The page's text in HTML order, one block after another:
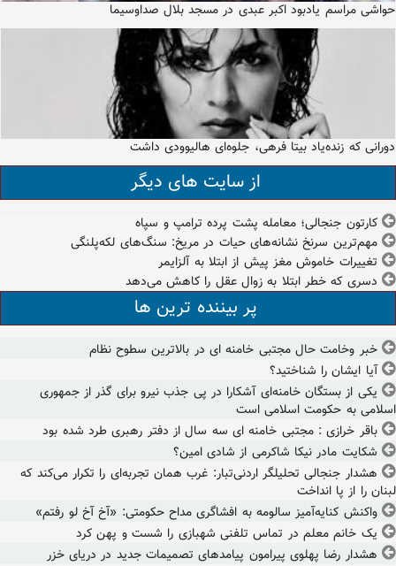
حواشی مراسم یادبود اکبر عبدی در مسجد بلال صداوسیما
دورانی که زنده‌یاد بیتا فرهی، جلوه‌ای هالیوودی داشت
از سایت های دیگر
کارتون جنجالی؛ معامله پشت پرده ترامپ و سپاه
مهم‌ترین سرنخ نشانه‌های حیات در مریخ: سنگ‌های لکه‌پلنگی
تغییرات خاموش مغز پیش از ابتلا به آلزایمر
دسری که خطر ابتلا به زوال عقل را کاهش می‌دهد
پر بیننده ترین ها
خبر وخامت حال مجتبی خامنه ای در بالاترین سطوح نظام
آیا ایشان را شناختید؟
یکی از بستگان خامنه‌ای آشکارا در پی جذب نیرو برای گذر از جمهوری
اسلامی به حکومت اسلامی است
باقر خرازی : مجتبی خامنه ای سه سال از دفتر رهبری طرد شده بود
شکایت مادر نیکا شاکرمی از شادی امین؟
هشدار جنجالی تحلیلگر اردنی‌تبار: غرب همان تجربه‌ای را تکرار می‌کند که
لبنان را از پا انداخت
واکنش کنایه‌آمیز سالومه به افشاگری مداح حکومتی: «آخ آخ لو رفتم»
یک خانم معلم در تماس تلفنی شهبازی را شست و پهن کرد
هشدار رضا پهلوی پیرامون پیامدهای تصمیمات جدید در دریای خزر